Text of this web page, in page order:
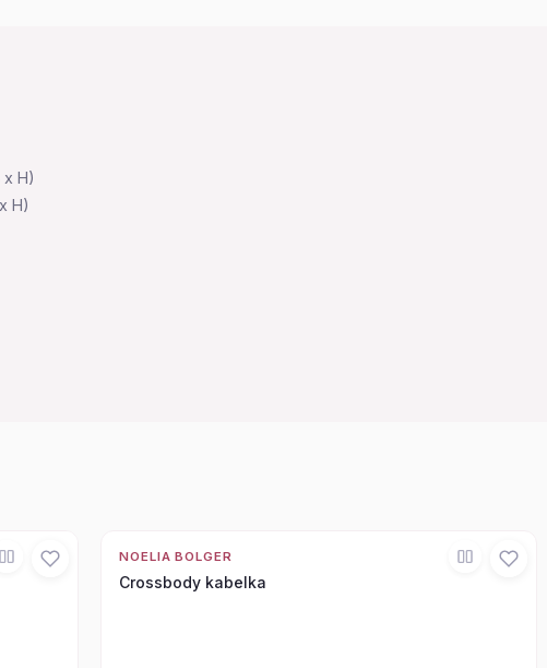
H)
H)
NOELIA BOLGER
Crossbody kabelka